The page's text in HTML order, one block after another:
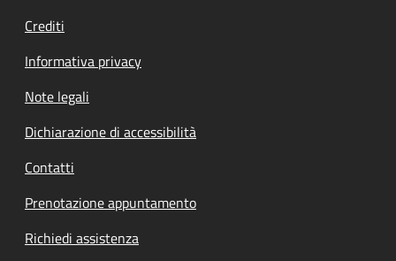
Crediti
Informativa privacy
Note legali
Dichiarazione di accessibilità
Contatti
Prenotazione appuntamento
Richiedi assistenza